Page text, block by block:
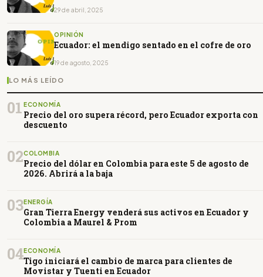
29 de abril, 2025
OPINIÓN
Ecuador: el mendigo sentado en el cofre de oro
19 de agosto, 2025
LO MÁS LEÍDO
01 ECONOMÍA
Precio del oro supera récord, pero Ecuador exporta con
descuento
02COLOMBIA
Precio del dólar en Colombia para este 5 de agosto de
2026. Abrirá a la baja
03ENERGÍA
Gran Tierra Energy venderá sus activos en Ecuador y
Colombia a Maurel & Prom
04ECONOMÍA
Tigo iniciará el cambio de marca para clientes de
Movistar y Tuenti en Ecuador